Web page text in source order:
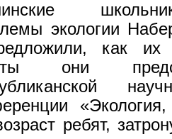
экологии
как их
они
ребят,